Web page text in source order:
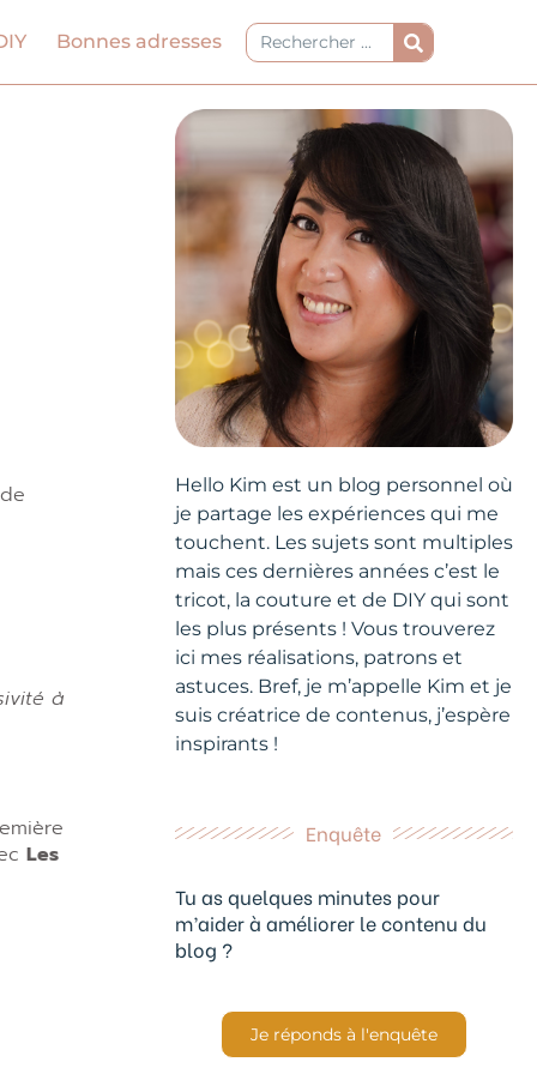
Bonnes adresses Rechercher
à
Les
Hello Kim est un blog personnel où
je partage les expériences qui me
touchent. Les sujets sont multiples
mais ces dernières années c’est le
tricot, la couture et de DIY qui sont
les plus présents ! Vous trouverez
ici mes réalisations, patrons et
astuces. Bref, je m’appelle Kim et je
suis créatrice de contenus, j’espère
inspirants !
Enquête
Tu as quelques minutes pour
m’aider à améliorer le contenu du
blog ?
Je réponds à l'enquête